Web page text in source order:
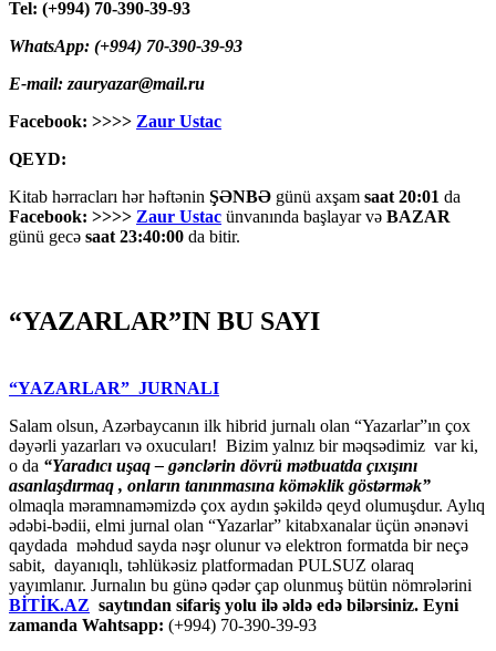
Tel: (+994) 70-390-39-93
WhatsApp: (+994) 70-390-39-93
E-mail: zauryazar@mail.ru
Facebook: >>>> Zaur Ustac
QEYD:
Kitab hərracları hər həftənin ŞƏNBƏ günü axşam saat 20:01 da
Facebook: >>>> Zaur Ustac ünvanında başlayar və BAZAR
günü gecə saat 23:40:00 da bitir.
“YAZARLAR”IN BU SAYI
“YAZARLAR” JURNALI
Salam olsun, Azərbaycanın ilk hibrid jurnalı olan “Yazarlar”ın çox
dəyərli yazarları və oxucuları! Bizim yalnız bir məqsədimiz var ki,
o da “Yaradıcı uşaq – gәnclәrin dövrü mәtbuatda çıxışını
asanlaşdırmaq , onların tanınmasına kömәklik göstәrmәk”
olmaqla məramnaməmizdə çox aydın şəkildə qeyd olumuşdur. Aylıq
ədəbi-bədii, elmi jurnal olan “Yazarlar” kitabxanalar üçün ənənəvi
qaydada məhdud sayda nəşr olunur və elektron formatda bir neçə
sabit, dayanıqlı, təhlükəsiz platformadan PULSUZ olaraq
yayımlanır. Jurnalın bu günə qədər çap olunmuş bütün nömrələrini
BİTİK.AZ saytından sifariş yolu ilə əldə edə bilərsiniz. Eyni
zamanda Wahtsapp: (+994) 70-390-39-93